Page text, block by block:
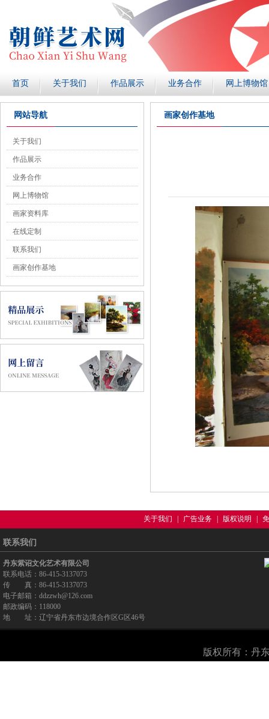
首页 关于我们 作品展示 业务合作 网上博物馆
网站导航
关于我们
作品展示
业务合作
网上博物馆
画家资料库
在线定制
联系我们
画家创作基地
画家创作基地
关于我们 广告业务 版权说明
联系我们
丹东紫诏文化艺术有限公司
联系电话：86-415-3137073
传 真：86-415-3137073
电子邮箱：ddzzwh@126.com
邮政编码：118000
地 址：辽宁省丹东市边境合作区G区46号
版权所有：